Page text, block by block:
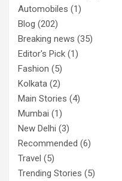
Automobiles (1)
Blog (202)
Breaking news (35)
Editor's Pick (1)
Fashion (5)
Kolkata (2)
Main Stories (4)
Mumbai (1)
New Delhi (3)
Recommended (6)
Travel (5)
Trending Stories (5)